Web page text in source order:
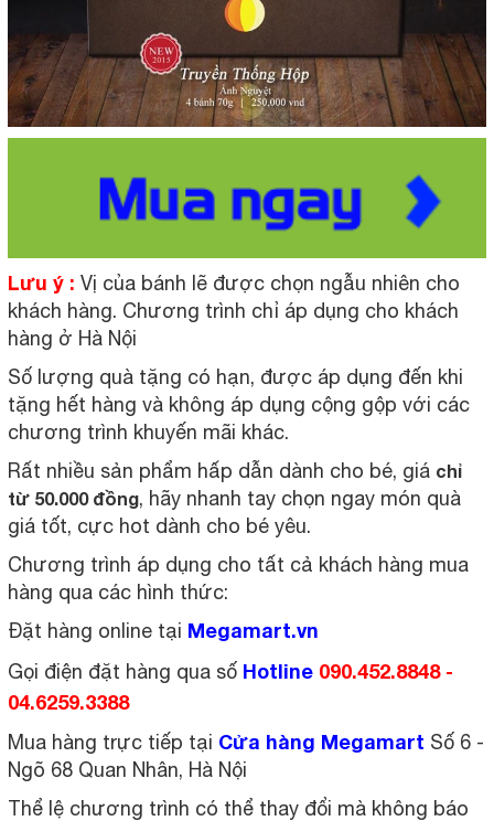
Lưu ý : Vị của bánh lẽ được chọn ngẫu nhiên cho
khách hàng. Chương trình chỉ áp dụng cho khách
hàng ở Hà Nội
Số lượng quà tặng có hạn, được áp dụng đến khi
tặng hết hàng và không áp dụng cộng gộp với các
chương trình khuyến mãi khác.
Rất nhiều sản phẩm hấp dẫn dành cho bé, giá chỉ
từ 50.000 đồng, hãy nhanh tay chọn ngay món quà
giá tốt, cực hot dành cho bé yêu.
Chương trình áp dụng cho tất cả khách hàng mua
hàng qua các hình thức:
Đặt hàng online tại Megamart.vn
Gọi điện đặt hàng qua số Hotline 090.452.8848 -
04.6259.3388
Mua hàng trực tiếp tại Cửa hàng Megamart Số 6 -
Ngõ 68 Quan Nhân, Hà Nội
Thể lệ chương trình có thể thay đổi mà không báo